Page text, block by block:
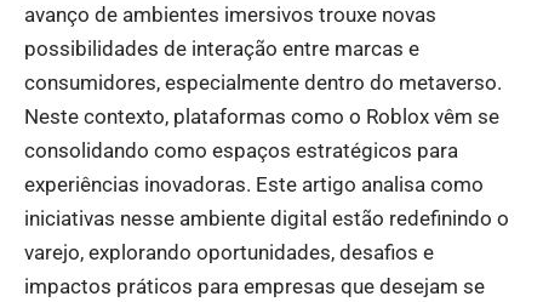
avanço de ambientes imersivos trouxe novas
possibilidades de interação entre marcas e
consumidores, especialmente dentro do metaverso.
Neste contexto, plataformas como o Roblox vêm se
consolidando como espaços estratégicos para
experiências inovadoras. Este artigo analisa como
iniciativas nesse ambiente digital estão redefinindo o
varejo, explorando oportunidades, desafios e
impactos práticos para empresas que desejam se